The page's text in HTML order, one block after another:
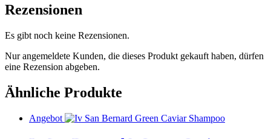
Rezensionen
Es gibt noch keine Rezensionen.
Nur angemeldete Kunden, die dieses Produkt gekauft haben, dürfen
eine Rezension abgeben.
Ähnliche Produkte
Angebot